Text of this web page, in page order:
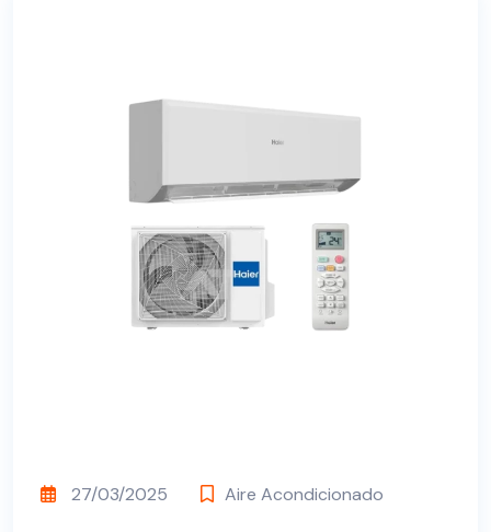
27/03/2025 Aire Acondicionado